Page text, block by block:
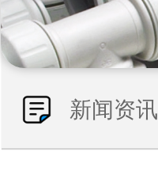
新闻资讯